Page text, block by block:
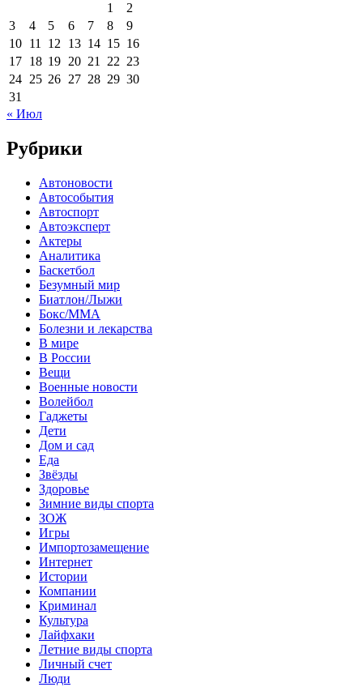
1
2
3
4 5 6 7 8
9
10 11 12 13 14 15 16
17 18 19 20 21 22 23
24 25 26 27 28 29 30
31
« Июл
Рубрики
Автоновости
Автособытия
Автоспорт
Автоэксперт
Актеры
Аналитика
Баскетбол
Безумный мир
Биатлон/Лыжи
Бокс/MMA
Болезни и лекарства
В мире
В России
Вещи
Военные новости
Волейбол
Гаджеты
Дети
Дом и сад
Еда
Звёзды
Здоровье
Зимние виды спорта
ЗОЖ
Игры
Импортозамещение
Интернет
Истории
Компании
Криминал
Культура
Лайфхаки
Летние виды спорта
Личный счет
Люди